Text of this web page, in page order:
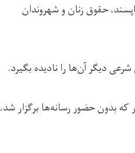
حقوق زنان و شهروندان
دیگر آن‌ها را نادیده بگیرد.
بدون حضور رسانه‌ها برگزار شد،